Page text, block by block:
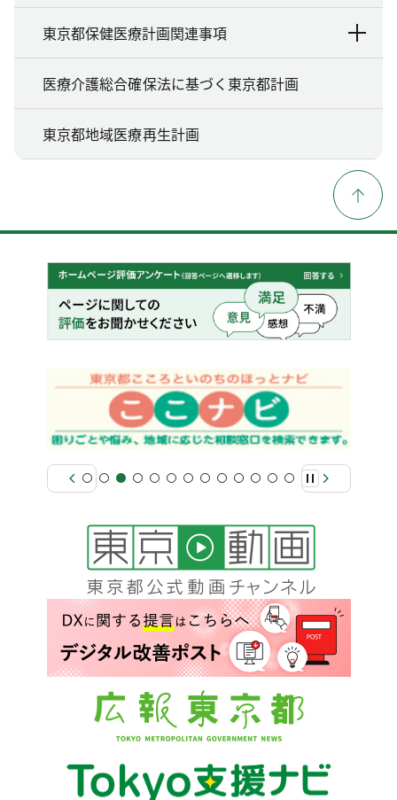
東京都保健医療計画関連事項
医療介護総合確保法に基づく東京都計画
東京都地域医療再生計画